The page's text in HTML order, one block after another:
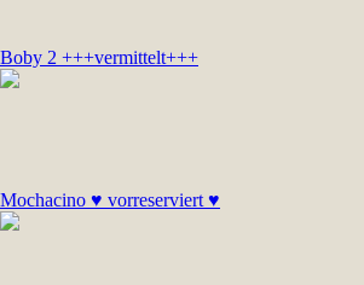
Boby 2 +++vermittelt+++
Mochacino ♥ vorreserviert ♥